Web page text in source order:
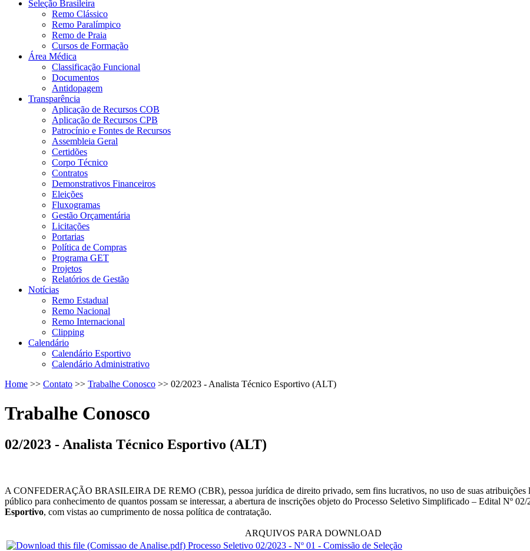
Seleção Brasileira
Remo Clássico
Remo Paralímpico
Remo de Praia
Cursos de Formação
Área Médica
Classificação Funcional
Documentos
Antidopagem
Transparência
Aplicação de Recursos COB
Aplicação de Recursos CPB
Patrocínio e Fontes de Recursos
Assembleia Geral
Certidões
Corpo Técnico
Contratos
Demonstrativos Financeiros
Eleições
Fluxogramas
Gestão Orçamentária
Licitações
Portarias
Política de Compras
Programa GET
Projetos
Relatórios de Gestão
Notícias
Remo Estadual
Remo Nacional
Remo Internacional
Clipping
Calendário
Calendário Esportivo
Calendário Administrativo
Home >> Contato >> Trabalhe Conosco >> 02/2023 - Analista Técnico Esportivo (ALT)
Trabalhe Conosco
02/2023 - Analista Técnico Esportivo (ALT)
A CONFEDERAÇÃO BRASILEIRA DE REMO (CBR), pessoa jurídica de direito privado, sem fins lucrativos, no uso de suas atribuições
público para conhecimento de quantos possam se interessar, a abertura de inscrições objeto do Processo Seletivo Simplificado – Edital Nº
Esportivo, com vistas ao cumprimento de nossa política de contratação.
ARQUIVOS PARA DOWNLOAD
Processo Seletivo 02/2023 - Nº 01 - Comissão de Seleção